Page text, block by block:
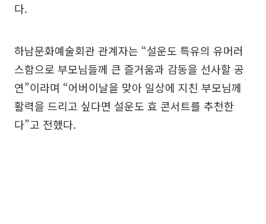
다.
하남문화예술회관 관계자는 “설운도 특유의 유머러
스함으로 부모님들께 큰 즐거움과 감동을 선사할 공
연”이라며 “어버이날을 맞아 일상에 지친 부모님께
활력을 드리고 싶다면 설운도 효 콘서트를 추천한
다”고 전했다.